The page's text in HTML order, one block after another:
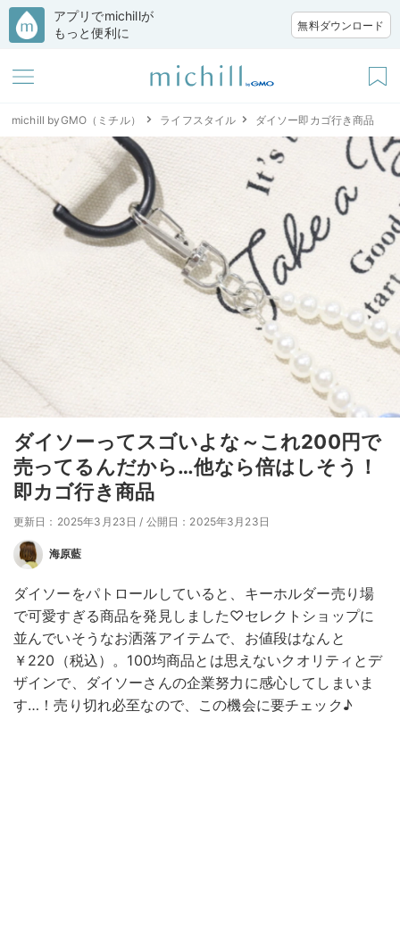
アプリでmichillが
もっと便利に
無料ダウンロード
michill byGMO（ミチル） ライフスタイル ダイソー即カゴ行き商品
ダイソーってスゴいよな～これ200円で
売ってるんだから…他なら倍はしそう！
即カゴ行き商品
更新日：2025年3月23日 / 公開日：2025年3月23日
海原藍
ダイソーをパトロールしていると、キーホルダー売り場
で可愛すぎる商品を発見しました♡セレクトショップに
並んでいそうなお洒落アイテムで、お値段はなんと
￥220（税込）。100均商品とは思えないクオリティとデ
ザインで、ダイソーさんの企業努力に感心してしまいま
す…！売り切れ必至なので、この機会に要チェック♪